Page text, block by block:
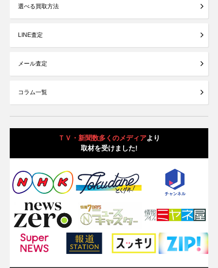
選べる買取方法
LINE査定
メール査定
コラム一覧
ＴＶ・新聞数多くのメディアより
取材を受けました!